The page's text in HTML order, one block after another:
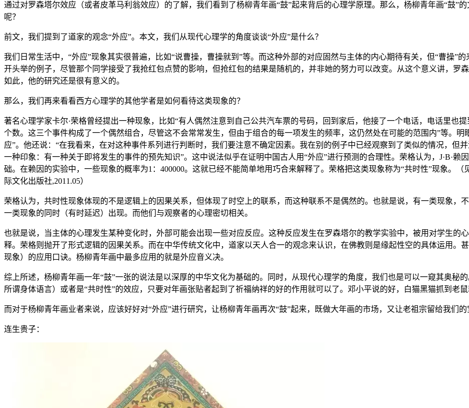
通过对罗森塔尔效应（或者皮革马利翁效应）的了解，我们看到了杨柳青年画“鼓”起来背后的心理学原理。那么，杨柳青年画“鼓”
呢？
前文，我们提到了道家的观念“外应”。本文，我们从现代心理学的角度谈谈“外应”是什么？
我们日常生活中，“外应”现象其实很普遍，比如“说曹操，曹操就到”等。而这种外部的对应固然与主体的内心期待有关，但“曹操”
开头举的例子，尽管那个同学接受了我抢红包点赞的影响，但抢红包的结果是随机的，并非她的努力可以改变。从这个意义讲，罗
如此，他的研究还是很有意义的。
那么，我们再来看看西方心理学的其他学者是如何看待这类现象的？
著名心理学家卡尔·荣格曾经提出一种现象，比如“有人偶然注意到自己公共汽车票的号码，回到家后，他接了一个电话，电话里也
个数。这三个事件构成了一个偶然组合，尽管这不会常常发生，但由于组合的每一项发生的频率，这仍然处在可能的范围内”等。
应”。他还说：“在我看来，在对这种事件系列进行判断时，我们要注意不确定因素。我在别的例子中已经观察到了类似的情况，但
一种印象：有一种关于即将发生的事件的预先知识”。这中说法似乎在证明中国古人用“外应”进行预测的合理性。荣格认为，J·B·
础。在赖因的实验中，一些现象的概率为1：400000。这就已经不能简单地用巧合来解释了。荣格把这类现象称为“共时性”现象。（
际文化出版社,2011.05）
荣格认为，共时性现象体现的不是逻辑上的因果关系，但体现了时空上的联系，而这种联系不是偶然的。也就是说，有一类现象，
一类现象的同时（有时延迟）出现。而他们与观察者的心理密切相关。
也就是说，当主体的心理发生某种变化时，外部可能会出现一些对应反应。这种反应发生在罗森塔尔的教学实验中，被用对学生的
释。荣格则抛开了形式逻辑的因果关系。而在中华传统文化中，道家以天人合一的观念来认识，在佛教则是缘起性空的具体运用。
现象）的应用口诀。杨柳青年画中最多应用的就是外应音义决。
综上所述，杨柳青年画一年“鼓”一张的说法是以深厚的中华文化为基础的。同时，从现代心理学的角度，我们也是可以一窥其奥秘
所谓身体语言）或者是“共时性”的效应，只要对年画张贴者起到了祈福纳祥的好的作用就可以了。邓小平说的好，白猫黑猫抓到老鼠
而对于杨柳青年画业者来说，应该好好对“外应”进行研究，让杨柳青年画再次“鼓”起来，既做大年画的市场，又让老祖宗留给我们的
连生贵子：